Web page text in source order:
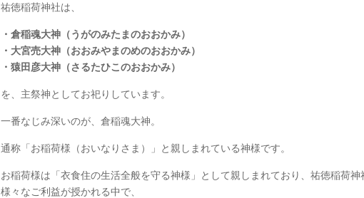
祐徳稲荷神社は、
・倉稲魂大神（うがのみたまのおおかみ）
・大宮売大神（おおみやまのめのおおかみ）
・猿田彦大神（さるたひこのおおかみ）
を、主祭神としてお祀りしています。
一番なじみ深いのが、倉稲魂大神。
通称「お稲荷様（おいなりさま）」と親しまれている神様です。
お稲荷様は「衣食住の生活全般を守る神様」として親しまれており、祐徳稲荷神
様々なご利益が授かれる中で、